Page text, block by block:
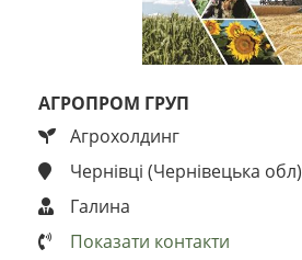
АГРОПРОМ ГРУП
Агрохолдинг
Чернівці (Чернівецька обл)
Галина
Показати контакти